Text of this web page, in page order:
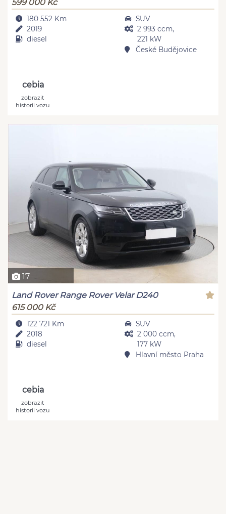
599 000 Kč
180 552 Km
2019
diesel
SUV
2 993 ccm,
221 kW
České Budějovice
cebia
zobrazit
historii vozu
17
Land Rover Range Rover Velar D240
615 000 Kč
122 721 Km
2018
diesel
SUV
2 000 ccm,
177 kW
Hlavní město Praha
cebia
zobrazit
historii vozu